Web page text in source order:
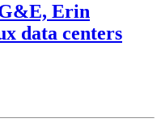
Erin
data centers